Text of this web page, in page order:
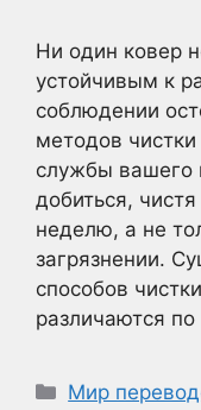
Ни один ковер
устойчивым к
соблюдении
методов
службы вашего
добиться,
неделю, а не
загрязнении.
способов
различаются
Рубрики
Мир